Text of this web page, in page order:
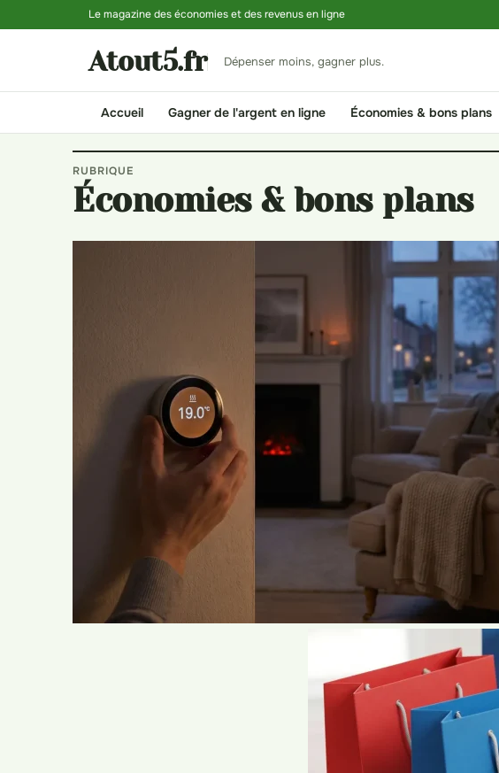
Le magazine des économies et des revenus en ligne
Atout5.fr Dépenser moins, gagner plus.
Accueil Gagner de l'argent en ligne Économies & bons plans
RUBRIQUE
Économies & bons plans